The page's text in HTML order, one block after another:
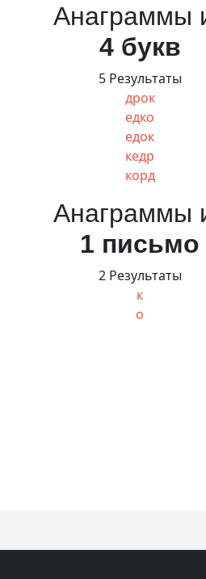
Анаграммы
4 букв
5 Результаты
дрок
едко
едок
кедр
корд
Анаграммы
1 письмо
2 Результаты
к
о